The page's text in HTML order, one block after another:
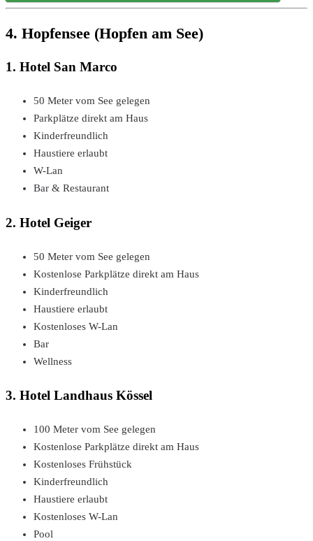
4. Hopfensee (Hopfen am See)
1. Hotel San Marco
50 Meter vom See gelegen
Parkplätze direkt am Haus
Kinderfreundlich
Haustiere erlaubt
W-Lan
Bar & Restaurant
2. Hotel Geiger
50 Meter vom See gelegen
Kostenlose Parkplätze direkt am Haus
Kinderfreundlich
Haustiere erlaubt
Kostenloses W-Lan
Bar
Wellness
3. Hotel Landhaus Kössel
100 Meter vom See gelegen
Kostenlose Parkplätze direkt am Haus
Kostenloses Frühstück
Kinderfreundlich
Haustiere erlaubt
Kostenloses W-Lan
Pool